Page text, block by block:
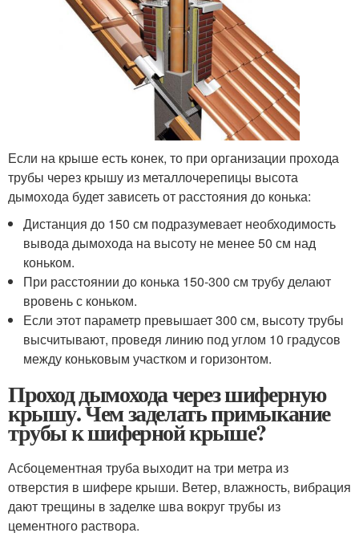
Если на крыше есть конек, то при организации прохода
трубы через крышу из металлочерепицы высота
дымохода будет зависеть от расстояния до конька:
Дистанция до 150 см подразумевает необходимость
вывода дымохода на высоту не менее 50 см над
коньком.
При расстоянии до конька 150-300 см трубу делают
вровень с коньком.
Если этот параметр превышает 300 см, высоту трубы
высчитывают, проведя линию под углом 10 градусов
между коньковым участком и горизонтом.
Проход дымохода через шиферную
крышу. Чем заделать примыкание
трубы к шиферной крыше?
Асбоцементная труба выходит на три метра из
отверстия в шифере крыши. Ветер, влажность, вибрация
дают трещины в заделке шва вокруг трубы из
цементного раствора.